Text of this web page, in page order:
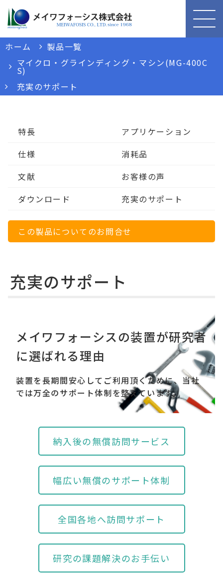
ホーム
製品一覧
マイクロ・グラインディング・マシン(MG-400C
S)
充実のサポート
特長
アプリケーション
仕様
消耗品
文献
お客様の声
ダウンロード
充実のサポート
この製品についてのお問合せ
充実のサポート
メイワフォーシスの装置が研究者
に選ばれる理由
装置を長期間安心してご利用頂くために、当社
では万全のサポート体制を整えています。
納入後の無償訪問サービス
幅広い無償のサポート体制
全国各地へ訪問サポート
研究の課題解決のお手伝い